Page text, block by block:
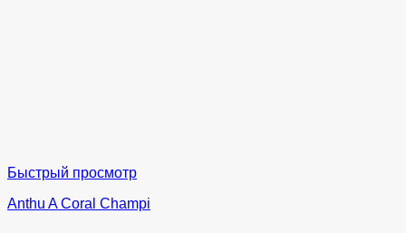
Быстрый просмотр
Anthu A Coral Champi